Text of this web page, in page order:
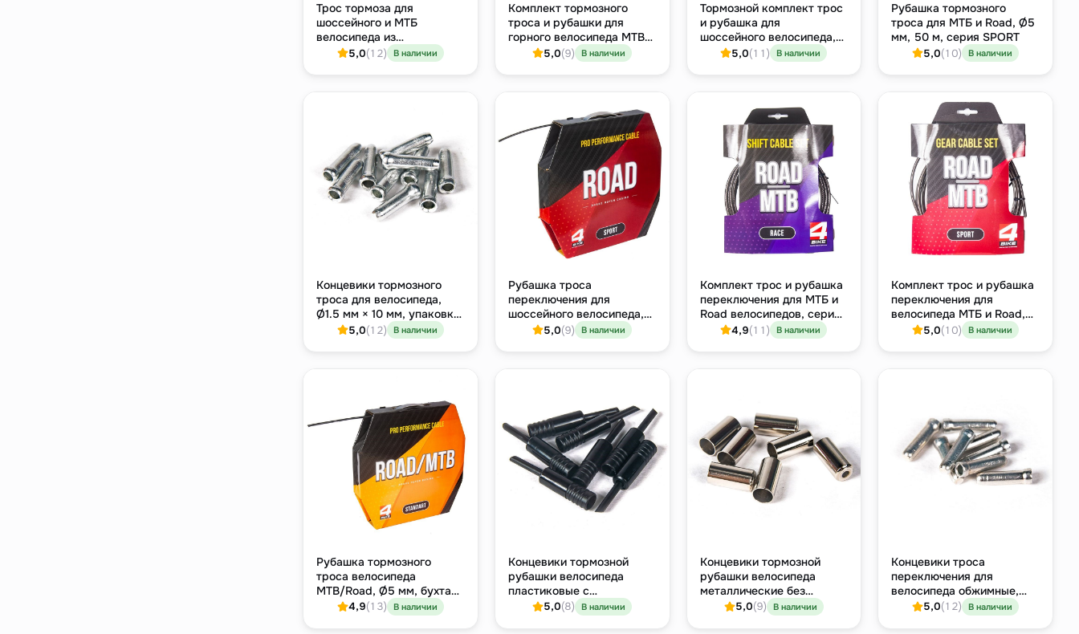
Трос тормоза для
шоссейного и МТБ
велосипеда из
нержавеющей стали, Ø1.5
мм × 1700 мм, бухта 100
5,0(12) В наличии
Комплект тормозного
троса и рубашки для
горного велосипеда MTB
Race, нержавейка, с
5,0(9) В наличии
Тормозной комплект трос
и рубашка для
шоссейного велосипеда,
нержавейка 1.5 мм, серия
5,0(11) В наличии
Рубашка тормозного
троса для МТБ и Road, Ø5
мм, 50 м, серия SPORT
5,0(10) В наличии
Концевики тормозного
троса для велосипеда,
Ø1.5 мм × 10 мм, упаковка
500 штук
5,0(12) В наличии
Рубашка троса
переключения для
шоссейного велосипеда,
Ø4.5 мм × 50 м, бухта
5,0(9) В наличии
Комплект трос и рубашка
переключения для МТБ и
Road велосипедов, серия
RACE, нержавеющая
4,9(11) В наличии
Комплект трос и рубашка
переключения для
велосипеда МТБ и Road,
нержавейка, серия SPORT
(с концевиками)
5,0(10) В наличии
Рубашка тормозного
троса велосипеда
MTB/Road, Ø5 мм, бухта
50 м, чёрная
4,9(13) В наличии
Концевики тормозной
рубашки велосипеда
пластиковые с
удлинённым носиком, Ø5
мм, упаковка 200 штук
5,0(8) В наличии
Концевики тормозной
рубашки велосипеда
металлические без
носика, Ø5 мм, упаковка
5,0(9) В наличии
Концевики троса
переключения для
велосипеда обжимные,
Ø1.2 мм × 10 мм, 500 штук
5,0(12) В наличии